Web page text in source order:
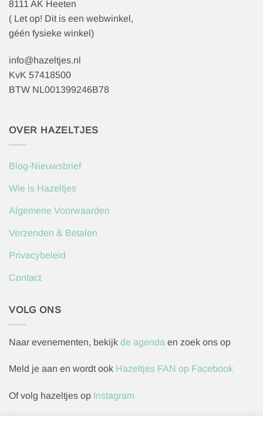
8111 AK Heeten
( Let op! Dit is een webwinkel,
géén fysieke winkel)
info@hazeltjes.nl
KvK 57418500
BTW NL001399246B78
OVER HAZELTJES
Blog-Nieuwsbrief
Wie is Hazeltjes
Algemene Voorwaarden
Verzenden & Betalen
Privacybeleid
Contact
VOLG ONS
Naar evenementen, bekijk de agenda en zoek ons op
Meld je aan en wordt ook Hazeltjes FAN op Facebook
Of volg hazeltjes op Instagram